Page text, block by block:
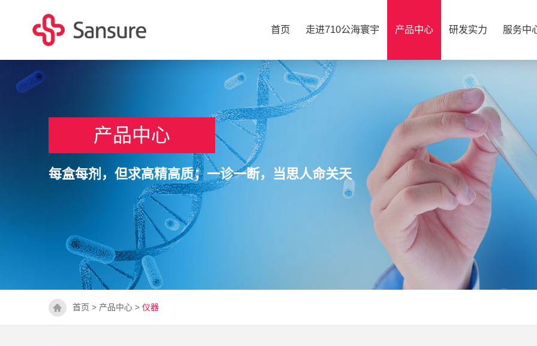
首页 走进710公海寰宇 产品中心 研发实力 服务中
产品中心
每盒每剂，但求高精高质；一诊一断，当思人命关天
首页 > 产品中心> 仪器